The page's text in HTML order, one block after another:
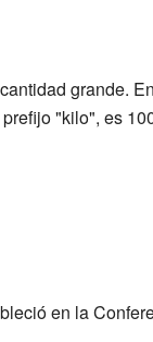
grande.
"kilo", es
en la